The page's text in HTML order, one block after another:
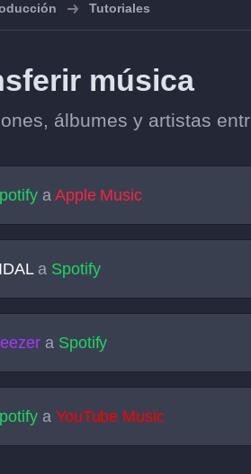
Tutoriales
música
álbumes y artistas
a Apple Music
a Spotify
a Spotify
a YouTube Music